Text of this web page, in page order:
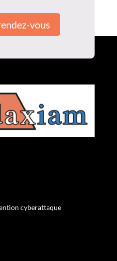
vous
cyberattaque